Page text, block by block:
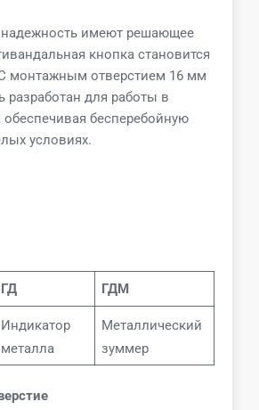
надежность имеют решающее
кнопка становится
монтажным отверстием 16 мм
разработан для работы в
бесперебойную
условиях.
ГД ГДМ
Индикатор
металла
Металлический
зуммер